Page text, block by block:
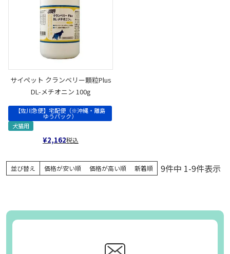
サイペット クランベリー顆粒Plus
DL-メチオニン 100g
【佐川急便】宅配便（※沖縄・離島
ゆうパック）
犬猫用
¥2,162税込
並び替え 価格が安い順 価格が高い順 新着順 9件中 1-9件表示